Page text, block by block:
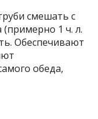
смешать с
(примерно 1 ч. л.
Обеспечивают
обеда,